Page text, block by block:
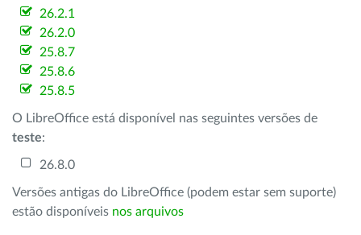
26.2.1
26.2.0
25.8.7
25.8.6
25.8.5
O LibreOffice está disponível nas seguintes versões de
teste:
26.8.0
Versões antigas do LibreOffice (podem estar sem suporte)
estão disponíveis nos arquivos